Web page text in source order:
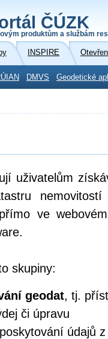
ČÚZK
produktům a službám
INSPIRE
DMVS Geodetické
uživatelům
ve
skupiny:
geodat, tj.
či úpravu
údajů